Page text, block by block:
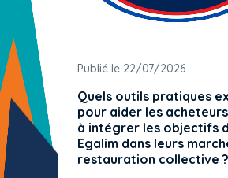
Publié le 22/07/2026
Quels outils pratiques
pour aider les
à intégrer les objectifs
Egalim dans leurs
restauration collective ?